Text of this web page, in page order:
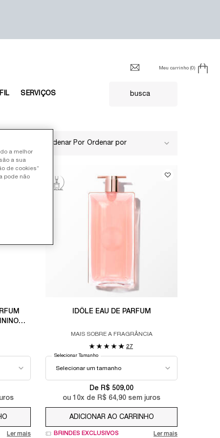
Meu carrinho 0
0 product in cart
SERVIÇOS busca
Ordenar Por
IDÔLE NECTAR EAU DE PARFUM LANCÔME PERFUME FEMININO
Ler mais
IDÔLE EAU DE PARFUM
MAIS SOBRE A FRAGRÂNCIA
27
Selecionar Tamanho
De R$ 509,00
ou 10x de R$ 64,90 sem juros
ADICIONAR AO CARRINHO
BRINDES EXCLUSIVOS Ler mais
a melhor
a sua
de cookies”
pode não